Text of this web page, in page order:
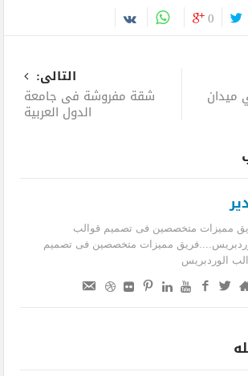
0
التالى:
شقة مفروشة فى جامعة
الدول العربية
مميزات متخصصين فى تصميم قوالب
مميزات متخصصين فى تصميم
الوردبريس